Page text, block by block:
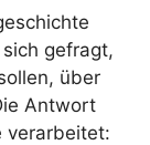
gefragt,
über
Antwort
verarbeitet: